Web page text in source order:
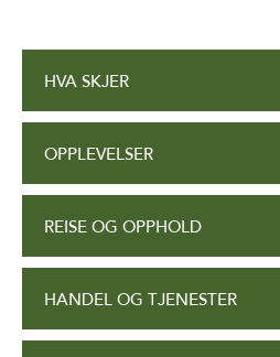
HVA SKJER
OPPLEVELSER
REISE OG OPPHOLD
HANDEL OG TJENESTER